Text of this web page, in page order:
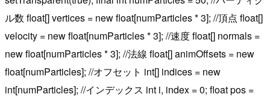
ル数 float[] vertices = new float[numParticles * 3]; //頂点 float[]
velocity = new float[numParticles * 3]; //速度 float[] normals =
new float[numParticles * 3]; //法線 float[] animOffsets = new
float[numParticles]; //オフセット int[] indices = new
int[numParticles]; //インデックス int i, index = 0; float pos =